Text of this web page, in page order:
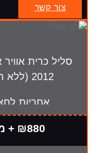
צור קשר
סליל כרית
2012 (ללא התקנה)
אחריות
₪880 + מע"מ